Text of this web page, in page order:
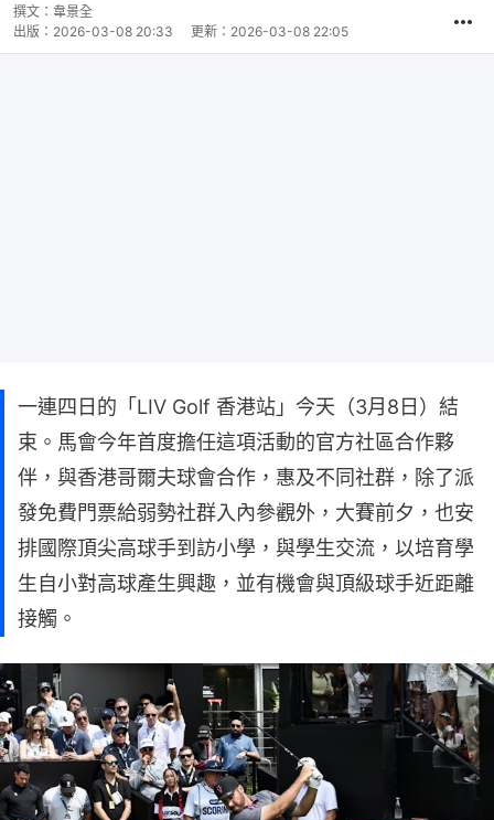
撰文： 韋景全
出版： 2026-03-08 20:33 更新： 2026-03-08 22:05
一連四日的「LIV Golf 香港站」今天（3月8日）結
束。馬會今年首度擔任這項活動的官方社區合作夥
伴，與香港哥爾夫球會合作，惠及不同社群，除了派
發免費門票給弱勢社群入內參觀外，大賽前夕，也安
排國際頂尖高球手到訪小學，與學生交流，以培育學
生自小對高球產生興趣，並有機會與頂級球手近距離
接觸。